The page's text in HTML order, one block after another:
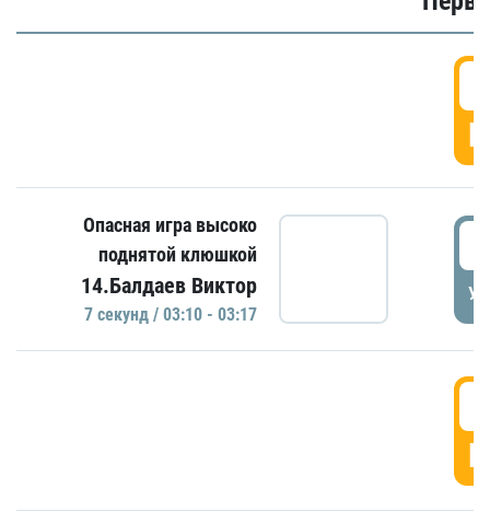
Опасная игра высоко
поднятой клюшкой
14.Балдаев Виктор
7 секунд / 03:10 - 03:17